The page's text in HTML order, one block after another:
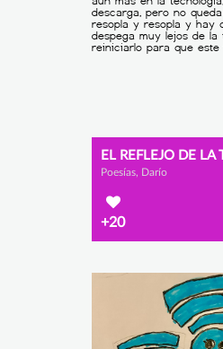
EL REFLEJO DE LA
Poesías, Darío
+20